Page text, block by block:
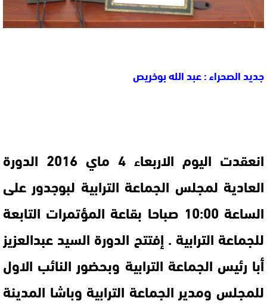
جديد الصحراء : عبد الله بوخريص
انعقدت اليوم الاربعاء 4 ماي 2016 الدورة
العادية لمجلس الجماعة الترابية لبوجدور على
الساعة 10:00 صباحا بقاعة المؤتمرات التابعة
للجماعة الترابية . إفتتح الدورة السيد عبدالعزيز
أبا رئيس الجماعة الترابية وبحضور النائب الاول
للمجلس ومدير الجماعة الترابية وباشا المدينة